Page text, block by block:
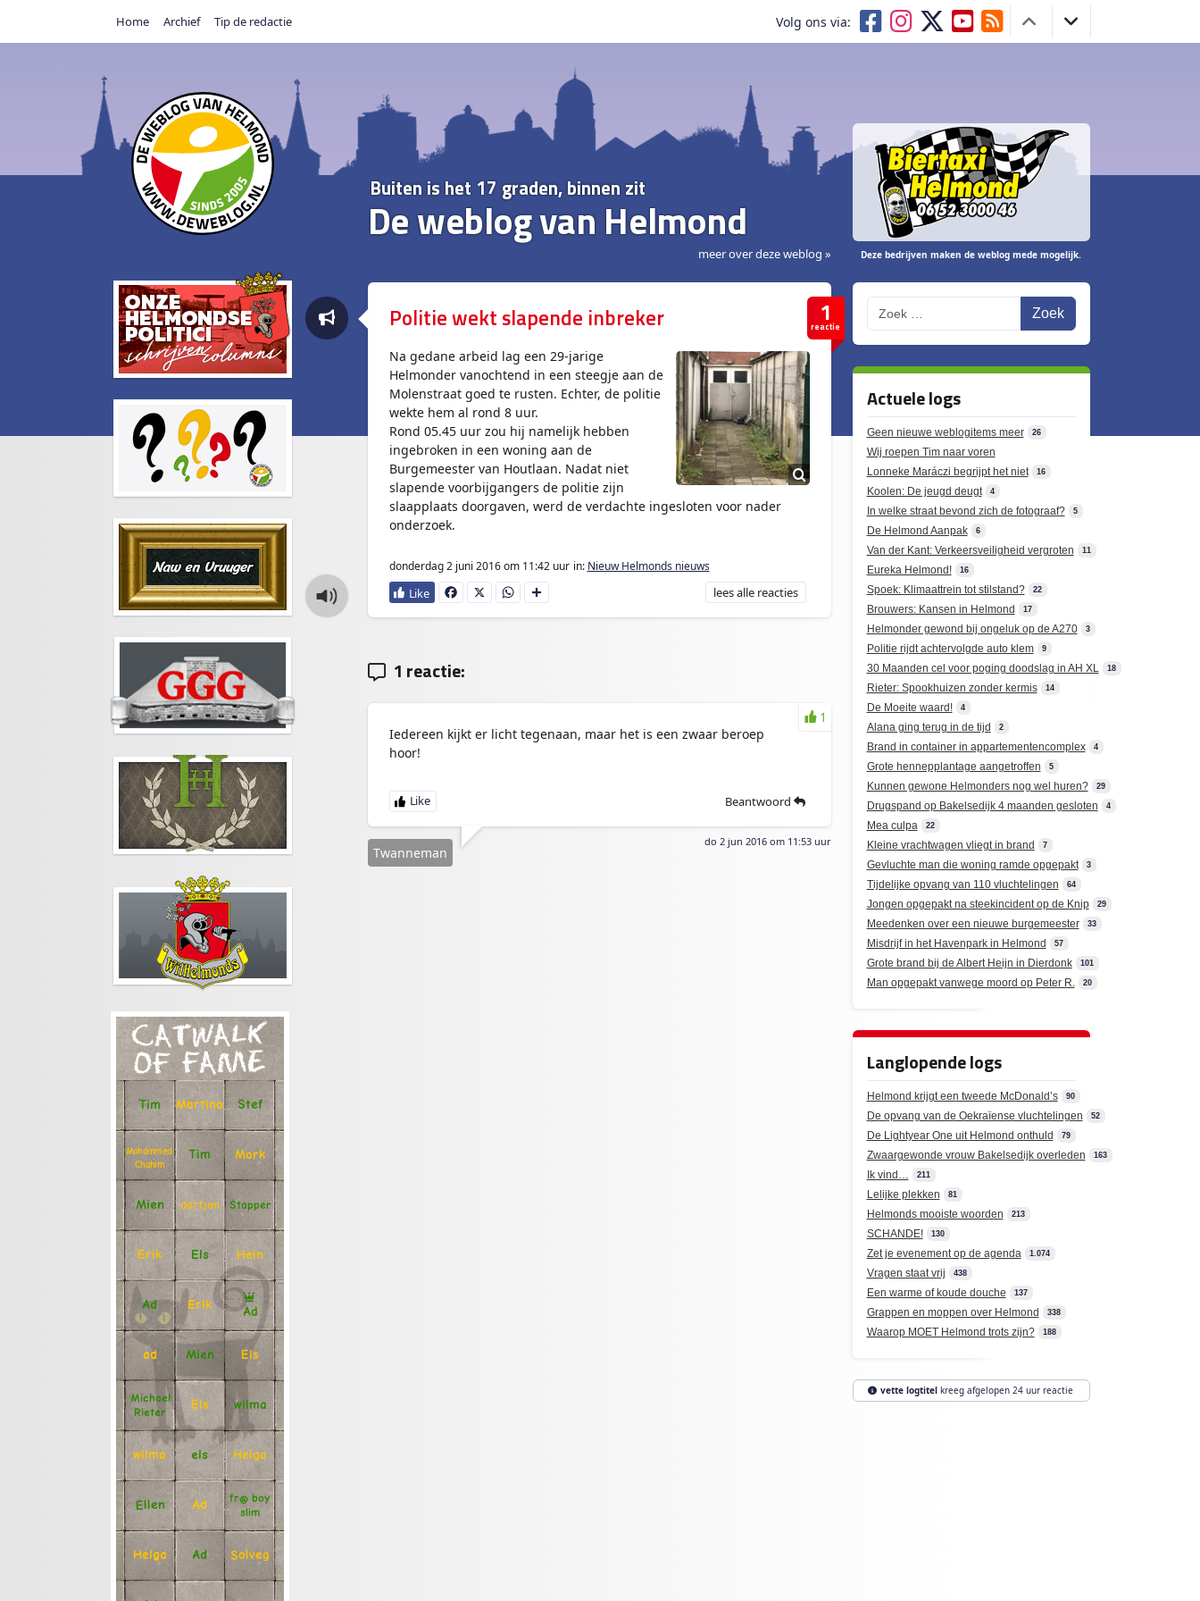
Home Archief Tip de redactie Volg ons via:
Buiten is het 17 graden, binnen zit
De weblog van Helmond
meer over deze weblog » Deze bedrijven maken de weblog mede mogelijk.
CATWALK
OF FAME
Tim Martina Stef
Mohammed
Chahim
Tim Mark
Mien dartjan Stapper
Erik Els Hein
Ad Erik
Ad
ad Mien Els
Michael
Rieter
Els wilma
wilma els Helga
Ellen Ad fr@ boy
slim
Helga Ad Solveg
1
reactie
Politie wekt slapende inbreker
Na gedane arbeid lag een 29-jarige
Helmonder vanochtend in een steegje aan de
Molenstraat goed te rusten. Echter, de politie
wekte hem al rond 8 uur.
Rond 05.45 uur zou hij namelijk hebben
ingebroken in een woning aan de
Burgemeester van Houtlaan. Nadat niet
slapende voorbijgangers de politie zijn
slaapplaats doorgaven, werd de verdachte ingesloten voor nader
onderzoek.
donderdag 2 juni 2016om 11:42 uur in: Nieuw Helmonds nieuws
Fa
ce
X
W
ha
D
e
leesalle reacties
1 reactie:
Iedereen kijkt er licht tegenaan, maar het is een zwaar beroep
hoor!
Beantwoord
do 2 jun 2016 om 11:53 uur
Twanneman
1
Actuele logs
Geen nieuwe weblogitems meer 26
Wij roepen Tim naar voren
Lonneke Maráczi begrijpt het niet
16
Koolen: De jeugd deugt 4
In welke straat bevond zich de fotograaf? 5
De Helmond Aanpak 6
Van der Kant: Verkeersveiligheid vergroten 11
Eureka Helmond! 16
Spoek: Klimaattrein tot stilstand? 22
Brouwers: Kansen in Helmond 17
Helmonder gewond bij ongeluk op de A270 3
Politie rijdt achtervolgde auto klem 9
30 Maanden cel voor poging doodslag in AH XL 18
Rieter: Spookhuizen zonder kermis 14
De Moeite waard! 4
Alana ging terug in de tijd 2
Brand in container in appartementencomplex 4
Grote hennepplantage aangetroffen 5
Kunnen gewone Helmonders nog wel huren? 29
Drugspand op Bakelsedijk 4 maanden gesloten 4
Mea culpa 22
Kleine vrachtwagen vliegt in brand 7
Gevluchte man die woning ramde opgepakt 3
Tijdelijke opvang van 110 vluchtelingen 64
Jongen opgepakt na steekincident op de Knip 29
Meedenken over een nieuwe burgemeester 33
Misdrijf in het Havenpark in Helmond 57
Grote brand bij de Albert Heijn in Dierdonk 101
Man opgepakt vanwege moord op Peter R. 20
Langlopende logs
Helmond krijgt een tweede McDonald’s 90
De opvang van de Oekraïense vluchtelingen 52
De Lightyear One uit Helmond onthuld 79
Zwaargewonde vrouw Bakelsedijk overleden 163
Ik vind… 211
Lelijke plekken 81
Helmonds mooiste woorden 213
SCHANDE! 130
Zet je evenement op de agenda 1.074
Vragen staat vrij 438
Een warme of koude douche 137
Grappen en moppen over Helmond 338
Waarop MOET Helmond trots zijn? 188
vette logtitelkreeg afgelopen 24 uur reactie